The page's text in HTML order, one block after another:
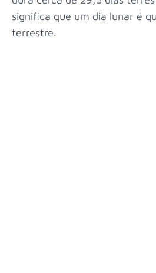
significa que um dia lunar é
terrestre.